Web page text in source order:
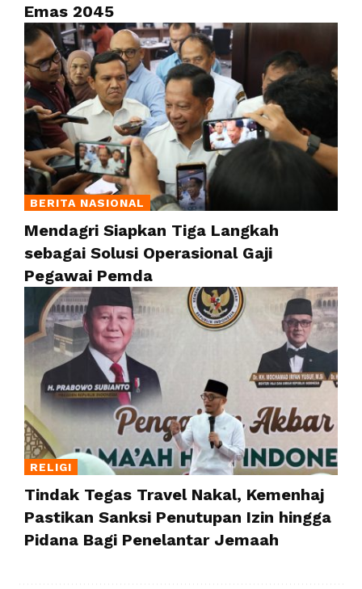
Emas 2045
BERITA NASIONAL
Mendagri Siapkan Tiga Langkah
sebagai Solusi Operasional Gaji
Pegawai Pemda
RELIGI
Tindak Tegas Travel Nakal, Kemenhaj
Pastikan Sanksi Penutupan Izin hingga
Pidana Bagi Penelantar Jemaah